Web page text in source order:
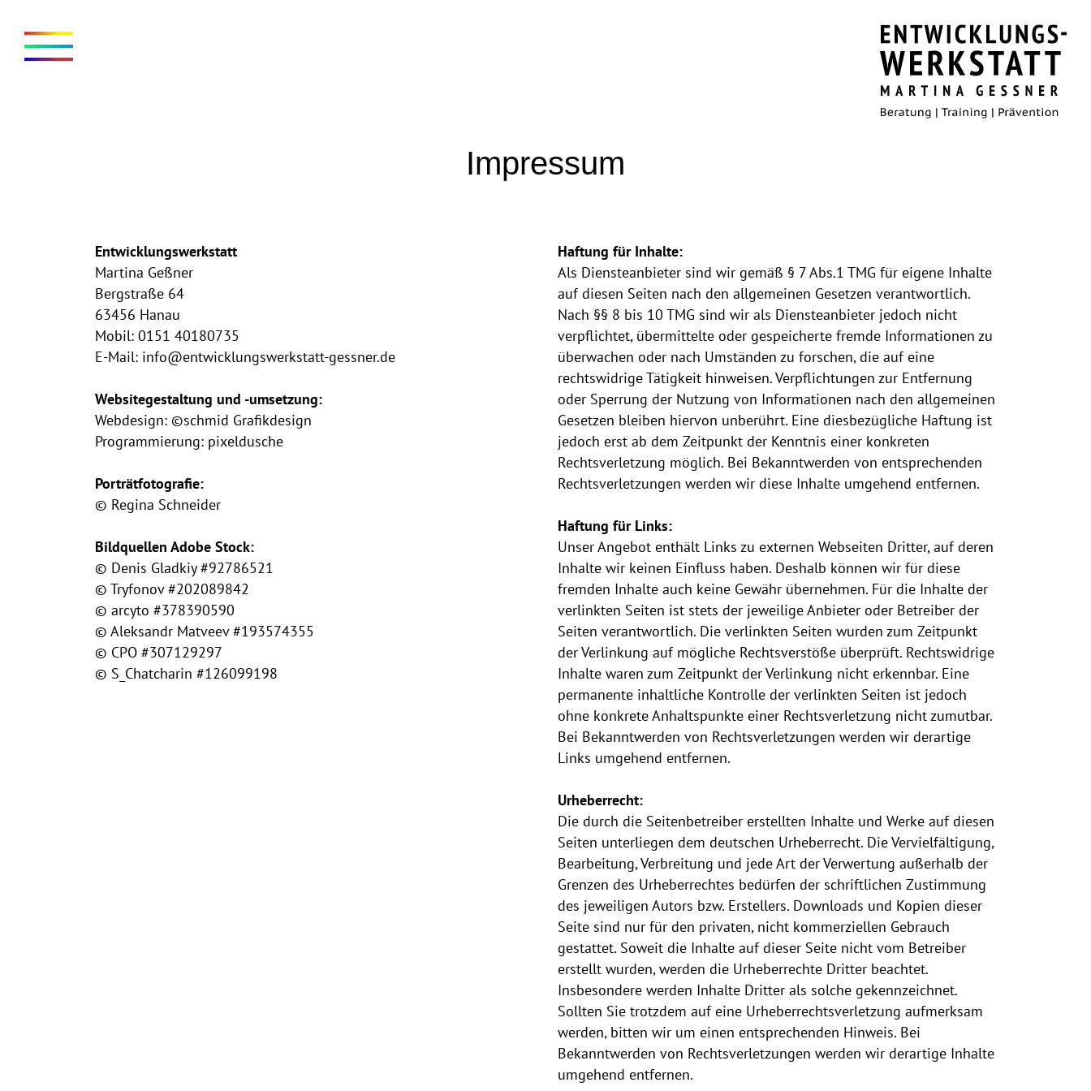
Impressum
Entwicklungswerkstatt
Martina Geßner
Bergstraße 64
63456 Hanau
Mobil: 0151 40180735
E-Mail: info@entwicklungswerkstatt-gessner.de
Websitegestaltung und -umsetzung:
Webdesign: ©schmid Grafikdesign
Programmierung: pixeldusche
Porträtfotografie:
© Regina Schneider
Bildquellen Adobe Stock:
© Denis Gladkiy #92786521
© Tryfonov #202089842
© arcyto #378390590
© Aleksandr Matveev #193574355
© CPO #307129297
© S_Chatcharin #126099198
Haftung für Inhalte:
Als Diensteanbieter sind wir gemäß § 7 Abs.1 TMG für eigene Inhalte
auf diesen Seiten nach den allgemeinen Gesetzen verantwortlich.
Nach §§ 8 bis 10 TMG sind wir als Diensteanbieter jedoch nicht
verpflichtet, übermittelte oder gespeicherte fremde Informationen zu
überwachen oder nach Umständen zu forschen, die auf eine
rechtswidrige Tätigkeit hinweisen. Verpflichtungen zur Entfernung
oder Sperrung der Nutzung von Informationen nach den allgemeinen
Gesetzen bleiben hiervon unberührt. Eine diesbezügliche Haftung ist
jedoch erst ab dem Zeitpunkt der Kenntnis einer konkreten
Rechtsverletzung möglich. Bei Bekanntwerden von entsprechenden
Rechtsverletzungen werden wir diese Inhalte umgehend entfernen.
Haftung für Links:
Unser Angebot enthält Links zu externen Webseiten Dritter, auf deren
Inhalte wir keinen Einfluss haben. Deshalb können wir für diese
fremden Inhalte auch keine Gewähr übernehmen. Für die Inhalte der
verlinkten Seiten ist stets der jeweilige Anbieter oder Betreiber der
Seiten verantwortlich. Die verlinkten Seiten wurden zum Zeitpunkt
der Verlinkung auf mögliche Rechtsverstöße überprüft. Rechtswidrige
Inhalte waren zum Zeitpunkt der Verlinkung nicht erkennbar. Eine
permanente inhaltliche Kontrolle der verlinkten Seiten ist jedoch
ohne konkrete Anhaltspunkte einer Rechtsverletzung nicht zumutbar.
Bei Bekanntwerden von Rechtsverletzungen werden wir derartige
Links umgehend entfernen.
Urheberrecht:
Die durch die Seitenbetreiber erstellten Inhalte und Werke auf diesen
Seiten unterliegen dem deutschen Urheberrecht. Die Vervielfältigung,
Bearbeitung, Verbreitung und jede Art der Verwertung außerhalb der
Grenzen des Urheberrechtes bedürfen der schriftlichen Zustimmung
des jeweiligen Autors bzw. Erstellers. Downloads und Kopien dieser
Seite sind nur für den privaten, nicht kommerziellen Gebrauch
gestattet. Soweit die Inhalte auf dieser Seite nicht vom Betreiber
erstellt wurden, werden die Urheberrechte Dritter beachtet.
Insbesondere werden Inhalte Dritter als solche gekennzeichnet.
Sollten Sie trotzdem auf eine Urheberrechtsverletzung aufmerksam
werden, bitten wir um einen entsprechenden Hinweis. Bei
Bekanntwerden von Rechtsverletzungen werden wir derartige Inhalte
umgehend entfernen.